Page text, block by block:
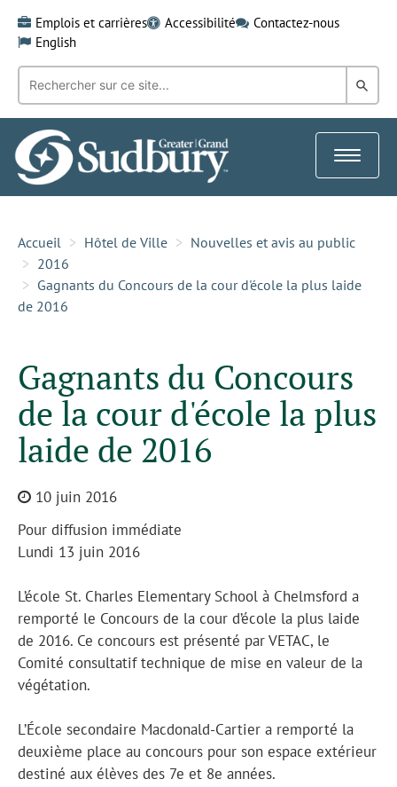
content
Emplois et carrières Accessibilité
Contactez-nous
English
Recherche
mot-
clé:
dans
Toggle
Accueil Hôtel de Ville
Nouvelles et avis au public
2016
Gagnants du Concours de la cour d'école la plus laide
de 2016
Gagnants du Concours
de la cour d'école la plus
laide de 2016
10 juin 2016
Pour diffusion immédiate
Lundi 13 juin 2016
L’école St. Charles Elementary School à Chelmsford a
remporté le Concours de la cour d’école la plus laide
de 2016. Ce concours est présenté par VETAC, le
Comité consultatif technique de mise en valeur de la
végétation.
L’École secondaire Macdonald-Cartier a remporté la
deuxième place au concours pour son espace extérieur
destiné aux élèves des 7e et 8e années.